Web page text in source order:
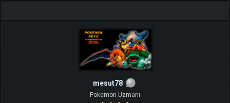
mesut78
Pokemon Uzmanı